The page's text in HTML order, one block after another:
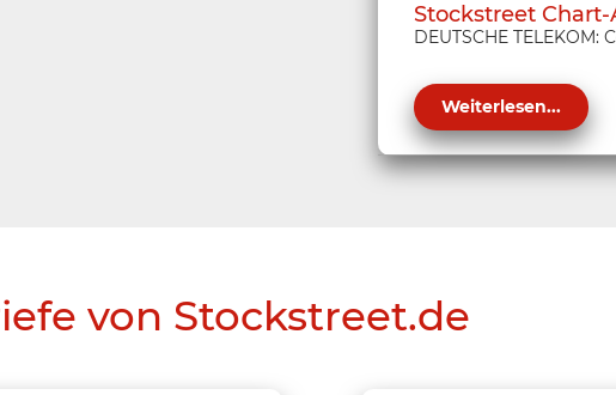
Stockstreet Chart-
DEUTSCHE
Weiterlesen...
von Stockstreet.de